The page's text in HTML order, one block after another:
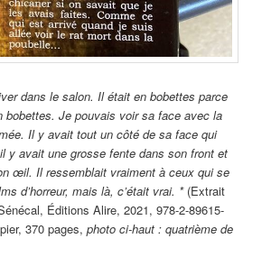
dans le salon. Il était en bobettes parce
bobettes. Je pouvais voir sa face avec la
Il y avait tout un côté de sa face qui
y avait une grosse fente dans son front et
œil. Il ressemblait vraiment à ceux qui se
d’horreur, mais là, c’était vrai. * (Extrait
Éditions Alire, 2021, 978-2-89615-
370 pages, photo ci-haut : quatrième de